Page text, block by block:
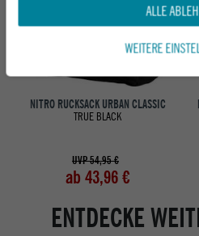
NITRO RUCKSACK URBAN CLASSIC
TRUE BLACK
UVP 54,95 €
ab 43,96 €
ENTDECKE
ALLE
WEITERE